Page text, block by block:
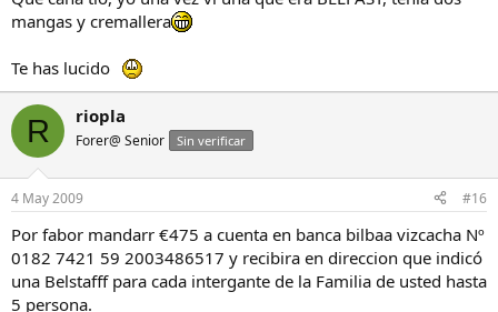
mangas y cremallera
Te has lucido
R riopla
Forer@ Senior Sin verificar
4 May 2009 #16
Por fabor mandarr €475 a cuenta en banca bilbaa vizcacha Nº
0182 7421 59 2003486517 y recibira en direccion que indicó
una Belstafff para cada intergante de la Familia de usted hasta
5 persona.